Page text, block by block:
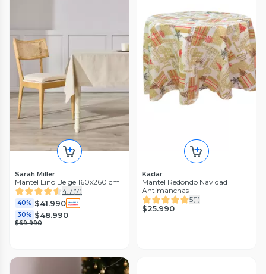
Sarah Miller
Mantel Lino Beige 160x260 cm
4.7(7)
40% $41.990
30% $48.990
$69.990
Kadar
Mantel Redondo Navidad
Antimanchas
5(1)
$25.990